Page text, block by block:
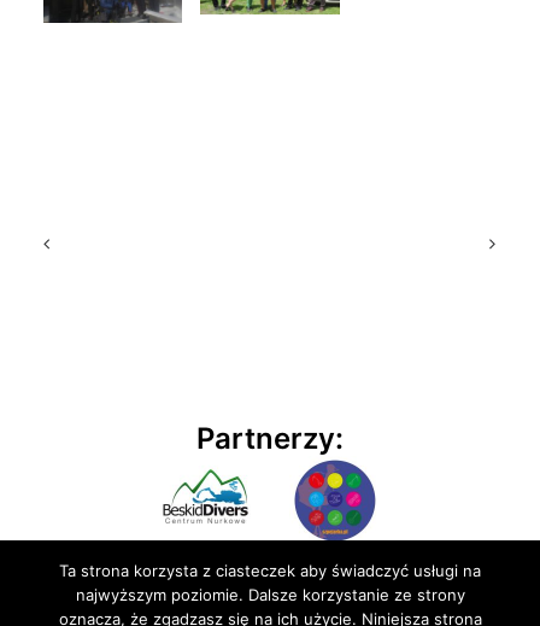
Partnerzy:
Ta strona korzysta z ciasteczek aby świadczyć usługi na
najwyższym poziomie. Dalsze korzystanie ze strony
oznacza, że zgadzasz się na ich użycie. Niniejsza strona